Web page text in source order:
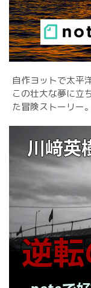
自作ヨットで太平
この壮大な夢に立
た冒険ストーリー。